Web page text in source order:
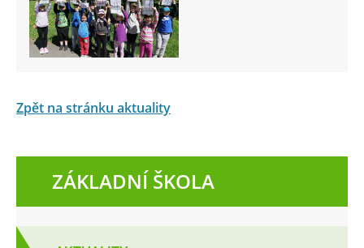
Zpět na stránku aktuality
ZÁKLADNÍ ŠKOLA